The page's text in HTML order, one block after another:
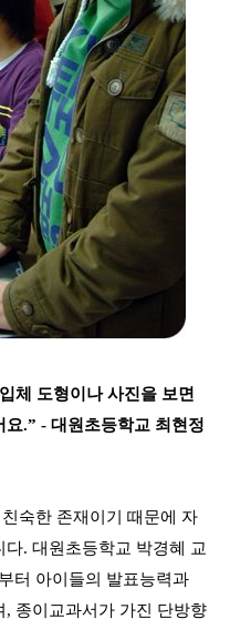
체 도형이나 사진을 보면
.” - 대원초등학교 최현정
숙한 존재이기 때문에 자
. 대원초등학교 박경혜 교
터 아이들의 발표능력과
종이교과서가 가진 단방향